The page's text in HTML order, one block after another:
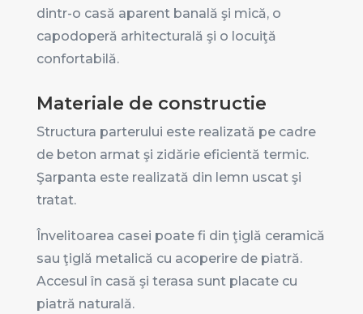
dintr-o casă aparent banală şi mică, o
capodoperă arhitecturală şi o locuiţă
confortabilă.
Materiale de constructie
Structura parterului este realizată pe cadre
de beton armat şi zidărie eficientă termic.
Şarpanta este realizată din lemn uscat şi
tratat.
Învelitoarea casei poate fi din ţiglă ceramică
sau ţiglă metalică cu acoperire de piatră.
Accesul în casă şi terasa sunt placate cu
piatră naturală.